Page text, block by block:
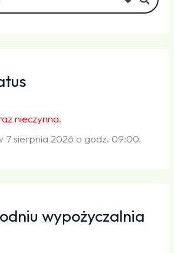
nieczynna.
7 sierpnia 2026 o godz. 09:00.
wypożyczalnia